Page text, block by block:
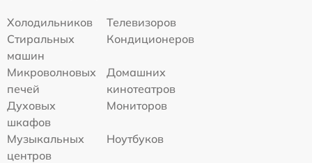
Холодильников
Телевизоров
Стиральных
машин
Кондиционеров
Микроволновых
печей
Домашних
кинотеатров
Духовых
шкафов
Мониторов
Музыкальных
центров
Ноутбуков